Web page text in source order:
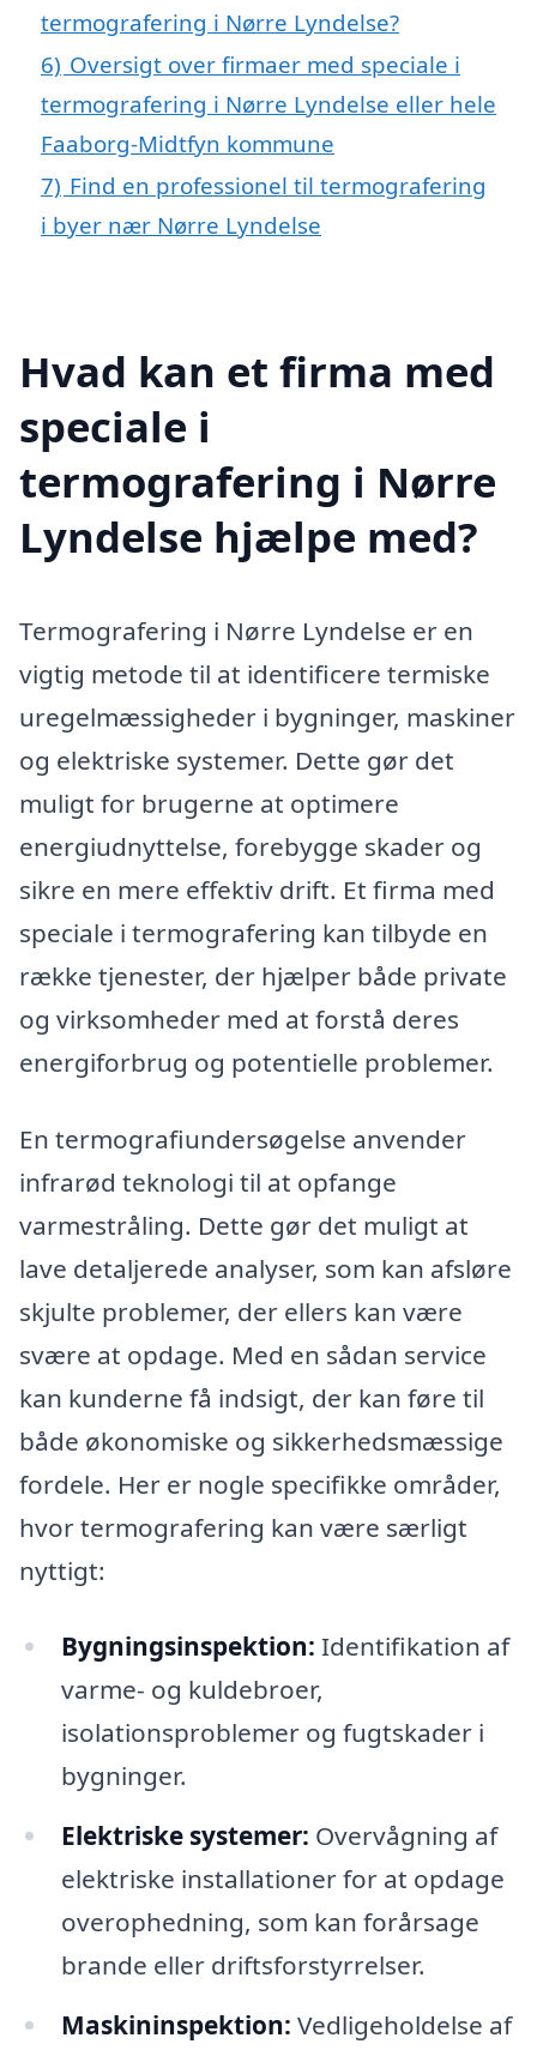
termografering i Nørre Lyndelse?
6) Oversigt over firmaer med speciale i
termografering i Nørre Lyndelse eller hele
Faaborg-Midtfyn kommune
7) Find en professionel til termografering
i byer nær Nørre Lyndelse
Hvad kan et firma med
speciale i
termografering i Nørre
Lyndelse hjælpe med?
Termografering i Nørre Lyndelse er en
vigtig metode til at identificere termiske
uregelmæssigheder i bygninger, maskiner
og elektriske systemer. Dette gør det
muligt for brugerne at optimere
energiudnyttelse, forebygge skader og
sikre en mere effektiv drift. Et firma med
speciale i termografering kan tilbyde en
række tjenester, der hjælper både private
og virksomheder med at forstå deres
energiforbrug og potentielle problemer.
En termografiundersøgelse anvender
infrarød teknologi til at opfange
varmestråling. Dette gør det muligt at
lave detaljerede analyser, som kan afsløre
skjulte problemer, der ellers kan være
svære at opdage. Med en sådan service
kan kunderne få indsigt, der kan føre til
både økonomiske og sikkerhedsmæssige
fordele. Her er nogle specifikke områder,
hvor termografering kan være særligt
nyttigt:
Bygningsinspektion: Identifikation af
varme- og kuldebroer,
isolationsproblemer og fugtskader i
bygninger.
Elektriske systemer: Overvågning af
elektriske installationer for at opdage
overophedning, som kan forårsage
brande eller driftsforstyrrelser.
Maskininspektion: Vedligeholdelse af